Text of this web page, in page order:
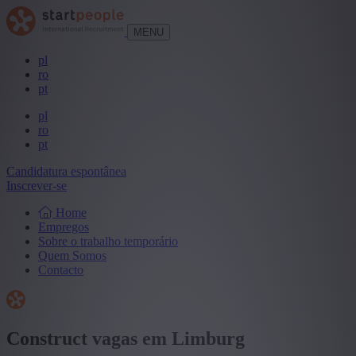
MENU
pl
ro
pt
pl
ro
pt
Candidatura espontânea
Inscrever-se
Home
Empregos
Sobre o trabalho temporário
Quem Somos
Contacto
Construct vagas em Limburg